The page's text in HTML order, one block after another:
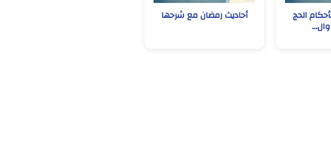
الحج أحاديث رمضان مع شرحها